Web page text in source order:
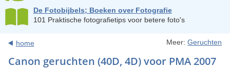
De Fotobijbels; Boeken over Fotografie
101 Praktische fotografietips voor betere foto's
home Meer:Geruchten
Canon geruchten (40D, 4D) voor PMA 2007